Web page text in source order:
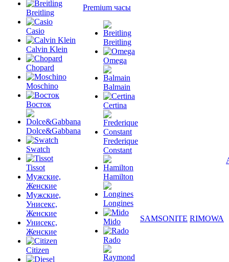
Breitling
Casio
Calvin Klein
Chopard
Moschino
Восток
Dolce&Gabbana
Swatch
Tissot
Мужские,
Женские
Мужские,
Унисекс,
Женские
Унисекс,
Женские
Citizen
Premium часы
Breitling
Omega
Balmain
Certina
Frederique
Constant
Hamilton
Longines
Mido
Rado
SAMSONITE RIMOWA